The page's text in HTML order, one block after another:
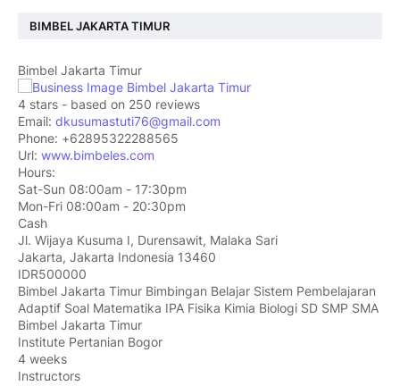
BIMBEL JAKARTA TIMUR
Bimbel Jakarta Timur
4 stars - based on 250 reviews
Email: dkusumastuti76@gmail.com
Phone: +62895322288565
Url: www.bimbeles.com
Hours:
Sat-Sun 08:00am - 17:30pm
Mon-Fri 08:00am - 20:30pm
Cash
Jl. Wijaya Kusuma I, Durensawit, Malaka Sari
Jakarta, Jakarta Indonesia 13460
IDR500000
Bimbel Jakarta Timur Bimbingan Belajar Sistem Pembelajaran
Adaptif Soal Matematika IPA Fisika Kimia Biologi SD SMP SMA
Bimbel Jakarta Timur
Institute Pertanian Bogor
4 weeks
Instructors